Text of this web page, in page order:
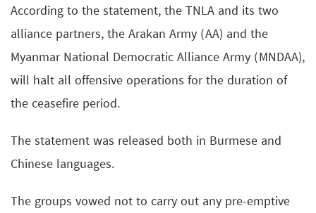
According to the statement, the TNLA and its two
alliance partners, the Arakan Army (AA) and the
Myanmar National Democratic Alliance Army (MNDAA),
will halt all offensive operations for the duration of
the ceasefire period.
The statement was released both in Burmese and
Chinese languages.
The groups vowed not to carry out any pre-emptive